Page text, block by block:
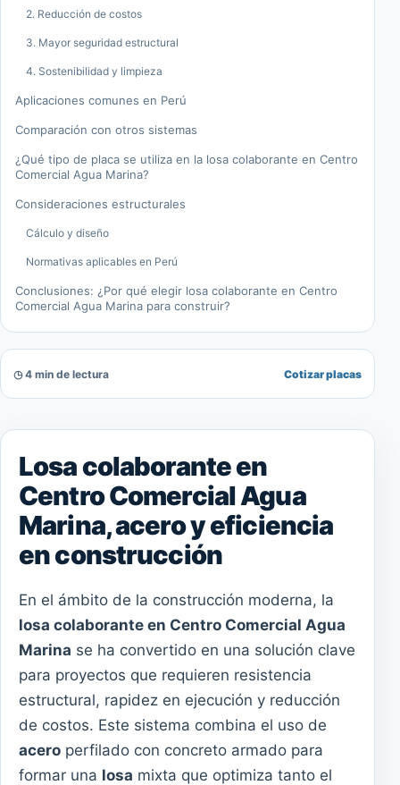
2. Reducción de costos
3. Mayor seguridad estructural
4. Sostenibilidad y limpieza
Aplicaciones comunes en Perú
Comparación con otros sistemas
¿Qué tipo de placa se utiliza en la losa colaborante en Centro
Comercial Agua Marina?
Consideraciones estructurales
Cálculo y diseño
Normativas aplicables en Perú
Conclusiones: ¿Por qué elegir losa colaborante en Centro
Comercial Agua Marina para construir?
◷ 4 min de lectura Cotizar placas
Losa colaborante en
Centro Comercial Agua
Marina, acero y eficiencia
en construcción
En el ámbito de la construcción moderna, la
losa colaborante en Centro Comercial Agua
Marina se ha convertido en una solución clave
para proyectos que requieren resistencia
estructural, rapidez en ejecución y reducción
de costos. Este sistema combina el uso de
acero perfilado con concreto armado para
formar una losa mixta que optimiza tanto el